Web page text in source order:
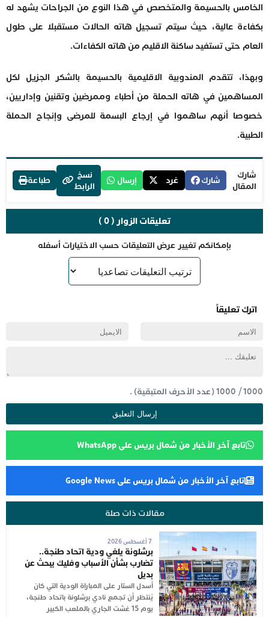
الخامس بالحسيمة والمتخصص في هذا النوع من الجراحات يشهد له
بكفاءة عالية، حيث سيتم تسجيل هاته الحالات مستقبلا على طول
العام حتى تستفيد ساكنة الاقليم من هاته الكفاءات.
وبهذا، تتقدم المندوبية الاقليمية بالحسيمة بالشكر الجزيل لكل
المساهمين في هاته الحملة من أطباء وممرضين وتقنين وإداريين،
خصوصا أنهم ساهموا في إرجاع البسمة للمرضى وإنجاح الحملة
الطبية.
شارك
المقال
شارك غرد إرسال
نسخ
الرابط
طباعة
تعليقات الزوار ( 0 )
بإمكانكم تغيير عرض التعليقات حسب الاختيارات أسفله
اترك تعليقاً
1000
/
1000(عدد الأحرف المتبقية) .
تابع آخر الأخبار من شمال بريس على WhatsApp
تابع آخر الأخبار من شمال بريس على Google News
مقالات ذات صلة
7 أغسطس 2026
برشلونة يلغي ودية اتحاد طنجة..
تضارب بشأن الأسباب وفليك يبحث عن
بديل
أُسدل الستار على المباراة الودية التي كان
يُنتظر أن تجمع نادي برشلونة باتحاد طنجة،
يوم 15 غشت الجاري بالملعب الكبير